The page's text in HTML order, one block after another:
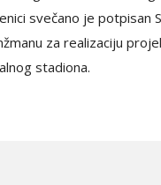
svečano je potpisan
za realizaciju
stadiona.